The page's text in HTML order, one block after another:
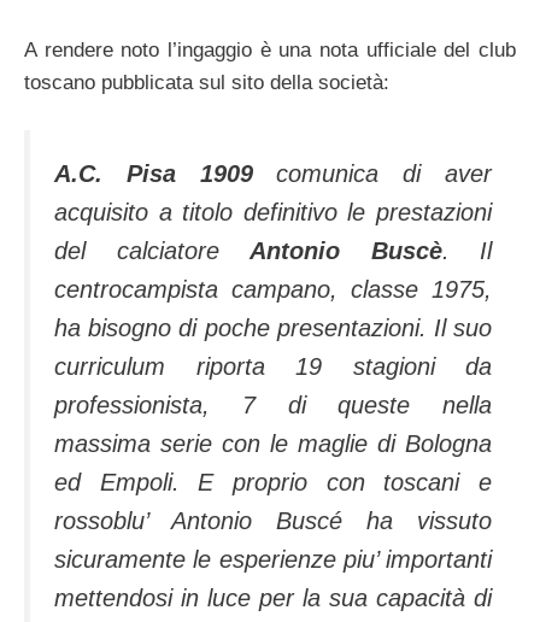
A rendere noto l’ingaggio è una nota ufficiale del club
toscano pubblicata sul sito della società:
A.C. Pisa 1909comunica di aver
acquisito a titolo definitivo le prestazioni
del calciatore Antonio Buscè. Il
centrocampista campano, classe 1975,
ha bisogno di poche presentazioni. Il suo
curriculum riporta 19 stagioni da
professionista, 7 di queste nella
massima serie con le maglie di Bologna
ed Empoli. E proprio con toscani e
rossoblu’ Antonio Buscé ha vissuto
sicuramente le esperienze piu’ importanti
mettendosi in luce per la sua capacità di